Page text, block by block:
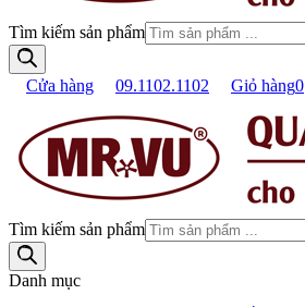
Tìm kiếm sản phẩm
Cửa hàng 09.1102.1102 Giỏ hàng0
Tìm kiếm sản phẩm
Danh mục